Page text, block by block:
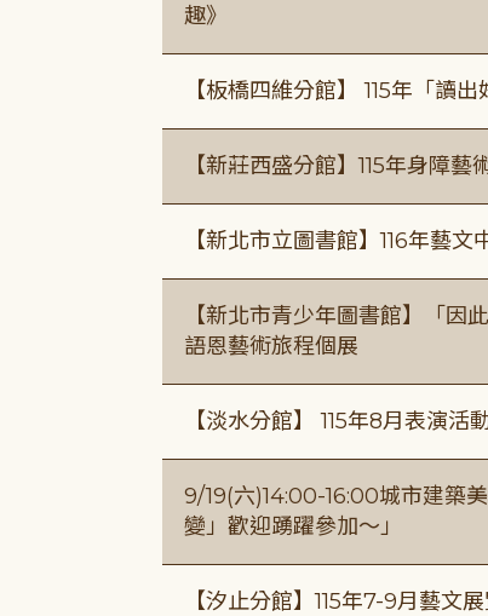
趣》
【板橋四維分館】 115年「讀
【新莊西盛分館】115年身障
【新北市立圖書館】116年藝
【新北市青少年圖書館】「
語恩藝術旅程個展
【淡水分館】 115年8月表演活
9/19(六)14:00-16:00城市建築
變」歡迎踴躍參加～」
【汐止分館】115年7-9月藝